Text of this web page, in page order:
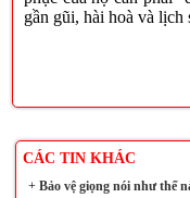
gần gũi, hài hoà và lịch
CÁC TIN KHÁC
+Bảo vệ giọng nói như thế